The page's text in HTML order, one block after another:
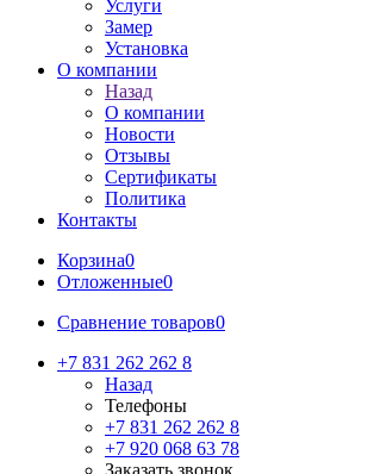
Услуги
Замер
Установка
О компании
Назад
О компании
Новости
Отзывы
Сертификаты
Политика
Контакты
Корзина0
Отложенные0
Сравнение товаров0
+7 831 262 262 8
Назад
Телефоны
+7 831 262 262 8
+7 920 068 63 78
Заказать звонок